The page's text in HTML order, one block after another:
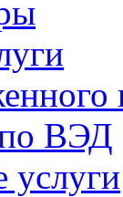
по ВЭД